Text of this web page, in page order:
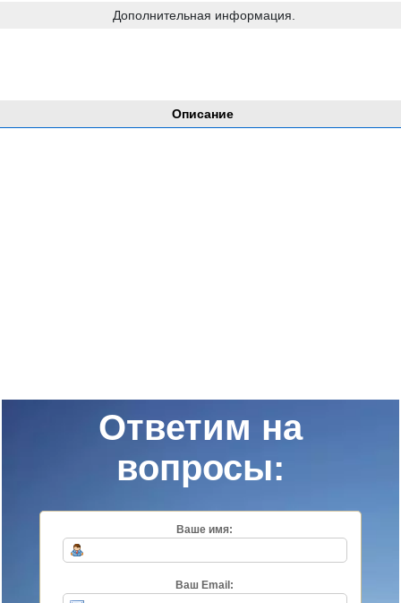
Описание
Дополнительная информация.
Ответим на
вопросы:
Ваше имя:
Ваш Email: